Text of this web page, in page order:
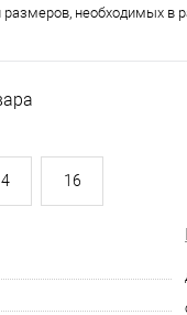
необходимых в
16